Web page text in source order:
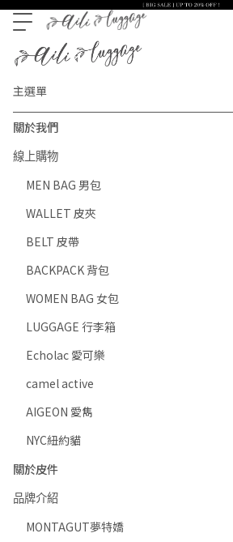
主選單
關於我們
線上購物
MEN BAG 男包
WALLET 皮夾
BELT 皮帶
BACKPACK 背包
WOMEN BAG 女包
LUGGAGE 行李箱
Echolac 愛可樂
camel active
AIGEON 愛雋
NYC紐約貓
關於皮件
品牌介紹
MONTAGUT夢特嬌